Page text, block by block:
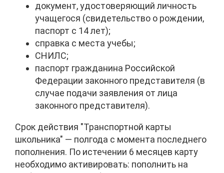
документ, удостоверяющий личность
учащегося (свидетельство о рождении,
паспорт с 14 лет);
справка с места учебы;
СНИЛС;
паспорт гражданина Российской
Федерации законного представителя (в
случае подачи заявления от лица
законного представителя).
Срок действия "Транспортной карты
школьника" — полгода с момента последнего
пополнения. По истечении 6 месяцев карту
необходимо активировать: пополнить на